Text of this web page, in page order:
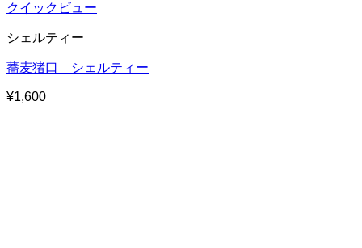
クイックビュー
シェルティー
蕎麦猪口 シェルティー
¥1,600